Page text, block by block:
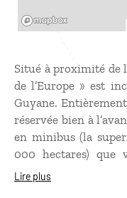
Situé à proximité de
de l’Europe » est
Guyane.
réservée bien à
en minibus (la
000 hectares) que
contrôle, les zones
Lire plus